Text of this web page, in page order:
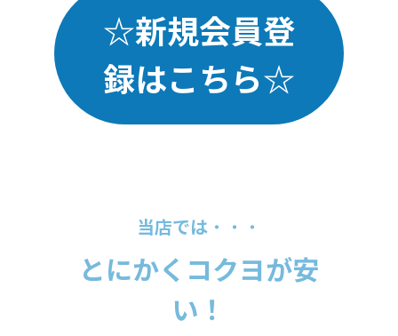
☆新規会員登
録はこちら☆
当店では・・・
とにかくコクヨが安
い！